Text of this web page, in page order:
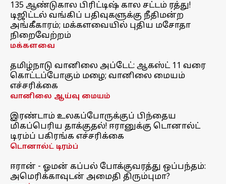
135 ஆண்டுகால பிரிட்டிஷ் கால சட்டம் ரத்து!
டிஜிட்டல் வங்கிப் பதிவுகளுக்கு நீதிமன்ற
அங்கீகாரம்; மக்களவையில் புதிய மசோதா
நிறைவேற்றம்
மக்களவை
தமிழ்நாடு வானிலை அப்டேட்: ஆகஸ்ட் 11 வரை
கொட்டப்போகும் மழை; வானிலை மையம்
எச்சரிக்கை
வானிலை ஆய்வு மையம்
இரண்டாம் உலகப்போருக்குப் பிந்தைய
மிகப்பெரிய தாக்குதல்! ஈரானுக்கு டொனால்ட்
டிரம்ப் பகிரங்க எச்சரிக்கை
டொனால்ட் டிரம்ப்
ஈரான் - ஓமன் கப்பல் போக்குவரத்து ஒப்பந்தம்:
அமெரிக்காவுடன் அமைதி திரும்புமா?